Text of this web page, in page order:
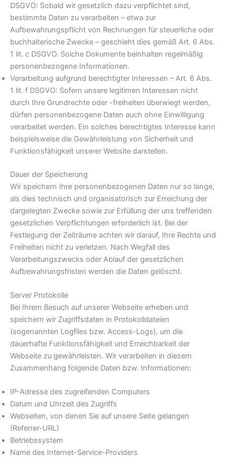
DSGVO: Sobald wir gesetzlich dazu verpflichtet sind,
bestimmte Daten zu verarbeiten – etwa zur
Aufbewahrungspflicht von Rechnungen für steuerliche oder
buchhalterische Zwecke – geschieht dies gemäß Art. 6 Abs.
1 lit. c DSGVO. Solche Dokumente beinhalten regelmäßig
personenbezogene Informationen.
Verarbeitung aufgrund berechtigter Interessen – Art. 6 Abs.
1 lit. f DSGVO: Sofern unsere legitimen Interessen nicht
durch Ihre Grundrechte oder -freiheiten überwiegt werden,
dürfen personenbezogene Daten auch ohne Einwilligung
verarbeitet werden. Ein solches berechtigtes Interesse kann
beispielsweise die Gewährleistung von Sicherheit und
Funktionsfähigkeit unserer Website darstellen.
Dauer der Speicherung
Wir speichern Ihre personenbezogenen Daten nur so lange,
als dies technisch und organisatorisch zur Erreichung der
dargelegten Zwecke sowie zur Erfüllung der uns treffenden
gesetzlichen Verpflichtungen erforderlich ist. Bei der
Festlegung der Zeiträume achten wir darauf, Ihre Rechte und
Freiheiten nicht zu verletzen. Nach Wegfall des
Verarbeitungszwecks oder Ablauf der gesetzlichen
Aufbewahrungsfristen werden die Daten gelöscht.
Server Protokolle
Bei Ihrem Besuch auf unserer Webseite erheben und
speichern wir Zugriffsdaten in Protokolldateien
(sogenannten Logfiles bzw. Access-Logs), um die
dauerhafte Funktionsfähigkeit und Erreichbarkeit der
Webseite zu gewährleisten. Wir verarbeiten in diesem
Zusammenhang folgende Daten bzw. Informationen:
IP-Adresse des zugreifenden Computers
Datum und Uhrzeit des Zugriffs
Webseiten, von denen Sie auf unsere Seite gelangen
(Referrer-URL)
Betriebssystem
Name des Internet-Service-Providers